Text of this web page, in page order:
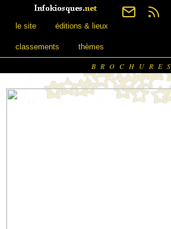
le site éditions & lieux
classements thèmes
BROCHURES